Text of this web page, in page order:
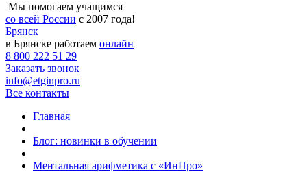
Мы помогаем учащимся
со всей России с 2007 года!
Брянск
в Брянске работаем онлайн
8 800 222 51 29
Заказать звонок
info@etginpro.ru
Все контакты
Главная
Блог: новинки в обучении
Ментальная арифметика с «ИнПро»